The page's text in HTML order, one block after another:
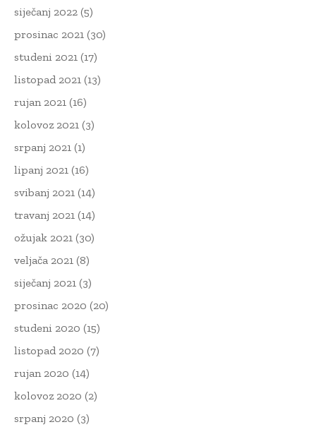
siječanj 2022 (5)
prosinac 2021 (30)
studeni 2021 (17)
listopad 2021 (13)
rujan 2021 (16)
kolovoz 2021 (3)
srpanj 2021 (1)
lipanj 2021 (16)
svibanj 2021 (14)
travanj 2021 (14)
ožujak 2021 (30)
veljača 2021 (8)
siječanj 2021 (3)
prosinac 2020 (20)
studeni 2020 (15)
listopad 2020 (7)
rujan 2020 (14)
kolovoz 2020 (2)
srpanj 2020 (3)